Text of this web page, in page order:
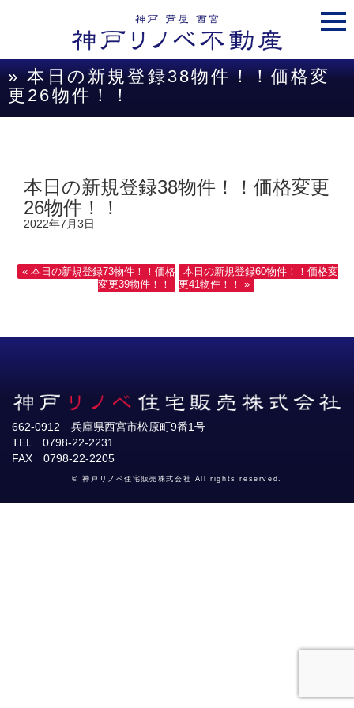
» 本日の新規登録38物件！！価格変
更26物件！！
本日の新規登録38物件！！価格変更
26物件！！
2022年7月3日
« 本日の新規登録73物件！！価格
変更39物件！！
本日の新規登録60物件！！価格変
更41物件！！ »
662-0912 兵庫県西宮市松原町9番1号
TEL 0798-22-2231
FAX 0798-22-2205
© 神戸リノベ住宅販売株式会社 All rights reserved.